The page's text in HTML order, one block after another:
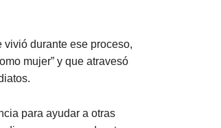
durante ese proceso,
mujer” y que atravesó
para ayudar a otras